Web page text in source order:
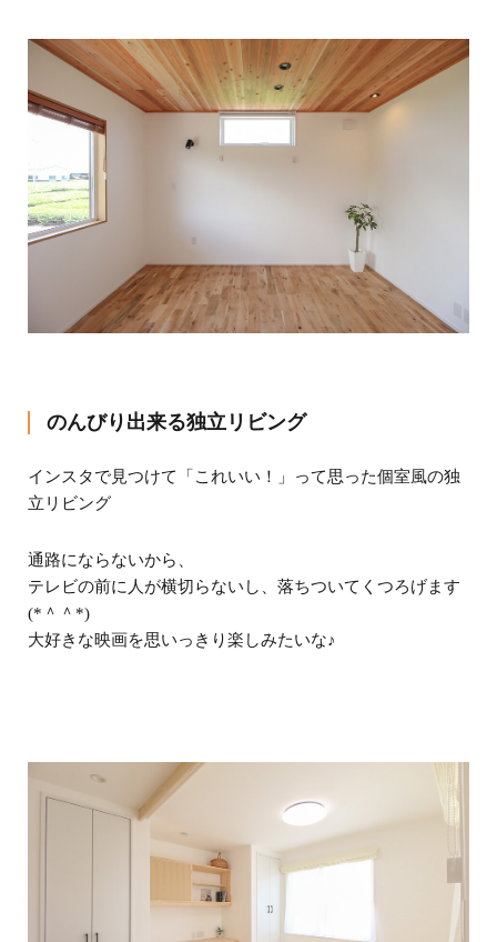
のんびり出来る独立リビング
インスタで見つけて「これいい！」って思った個室風の独
立リビング
通路にならないから、
テレビの前に人が横切らないし、落ちついてくつろげます
(*＾＾*)
大好きな映画を思いっきり楽しみたいな♪